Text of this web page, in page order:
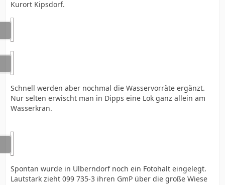
Kurort Kipsdorf.
Schnell werden aber nochmal die Wasservorräte ergänzt.
Nur selten erwischt man in Dipps eine Lok ganz allein am
Wasserkran.
Spontan wurde in Ulberndorf noch ein Fotohalt eingelegt.
Lautstark zieht 099 735-3 ihren GmP über die große Wiese